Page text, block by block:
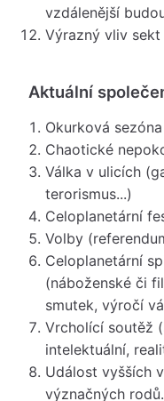
vzdálenější
Výrazný vliv sekt
Aktuální
Okurková
Chaotické
Válka v ulicích
terorismus...)
Celoplanetární
Volby
Celoplanetární
(náboženské či
smutek, výročí
Vrcholící soutěž
intelektuální,
Událost vyšších
význačných